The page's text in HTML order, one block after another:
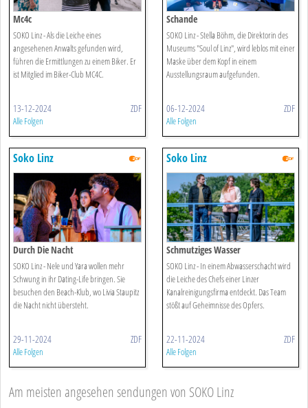
Mc4c
SOKO Linz - Als die Leiche eines
angesehenen Anwalts gefunden wird,
führen die Ermittlungen zu einem Biker. Er
ist Mitglied im Biker-Club MC4C.
13-12-2024 ZDF
Alle Folgen
Schande
SOKO Linz - Stella Böhm, die Direktorin des
Museums "Soul of Linz", wird leblos mit einer
Maske über dem Kopf in einem
Ausstellungsraum aufgefunden.
06-12-2024 ZDF
Alle Folgen
Soko Linz
Durch Die Nacht
SOKO Linz - Nele und Yara wollen mehr
Schwung in ihr Dating-Life bringen. Sie
besuchen den Beach-Klub, wo Livia Staupitz
die Nacht nicht übersteht.
29-11-2024 ZDF
Alle Folgen
Soko Linz
Schmutziges Wasser
SOKO Linz - In einem Abwasserschacht wird
die Leiche des Chefs einer Linzer
Kanalreinigungsfirma entdeckt. Das Team
stößt auf Geheimnisse des Opfers.
22-11-2024 ZDF
Alle Folgen
Am meisten angesehen sendungen von SOKO Linz